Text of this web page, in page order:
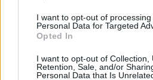
I want to opt-out of processing
Personal Data for Targeted
Opted In
I want to opt-out of Collection,
Retention, Sale, and/or
Personal Data that Is
εκατ. ευρώ τα EBITDA